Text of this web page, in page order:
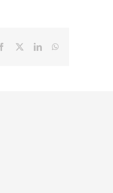
Facebook LinkedIn